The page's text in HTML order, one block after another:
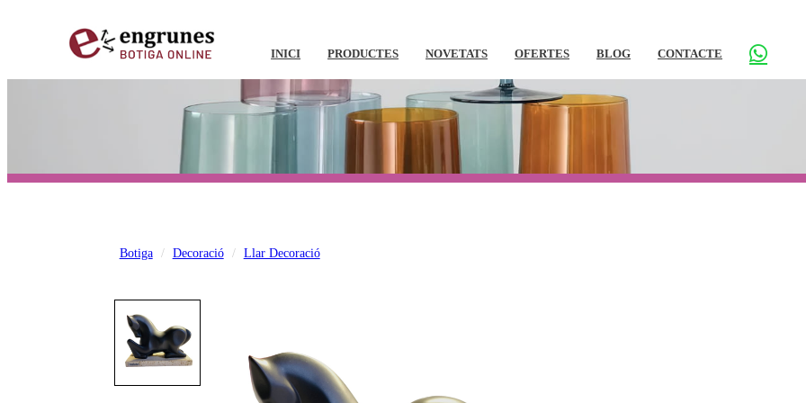
INICI PRODUCTES NOVETATS OFERTES BLOG CONTACTE
Botiga Decoració Llar Decoració